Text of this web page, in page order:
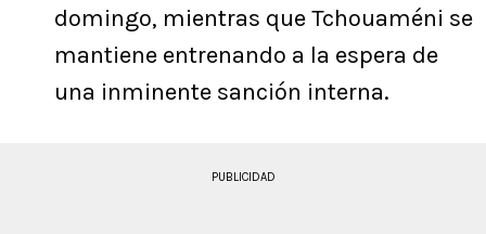
domingo, mientras que Tchouaméni se
mantiene entrenando a la espera de
una inminente sanción interna.
PUBLICIDAD